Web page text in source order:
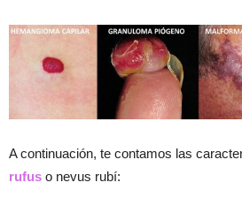
A continuación, te contamos las
rufus o nevus rubí: